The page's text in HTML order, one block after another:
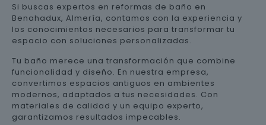
Si buscas expertos en reformas de baño en
Benahadux, Almería, contamos con la experiencia y
los conocimientos necesarios para transformar tu
espacio con soluciones personalizadas.
Tu baño merece una transformación que combine
funcionalidad y diseño. En nuestra empresa,
convertimos espacios antiguos en ambientes
modernos, adaptados a tus necesidades. Con
materiales de calidad y un equipo experto,
garantizamos resultados impecables.